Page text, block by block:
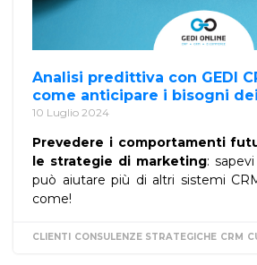
Analisi predittiva con GEDI
come anticipare i bisogni
10 Luglio 2024
Prevedere i comportamenti
le strategie di marketing:
può aiutare più di altri sistemi
come!
CLIENTI CONSULENZE STRATEGICHE CRM